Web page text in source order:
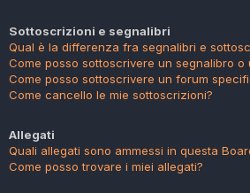
Sottoscrizioni e segnalibri
Qual è la differenza fra segnalibri e
Come posso sottoscrivere un segnalibro
Come posso sottoscrivere un forum
Come cancello le mie sottoscrizioni?
Allegati
Quali allegati sono ammessi in questa
Come posso trovare i miei allegati?